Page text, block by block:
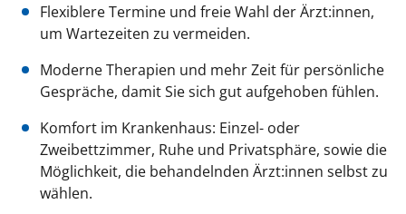
Flexiblere Termine und freie Wahl der Ärzt:innen,
um Wartezeiten zu vermeiden.
Moderne Therapien und mehr Zeit für persönliche
Gespräche, damit Sie sich gut aufgehoben fühlen.
Komfort im Krankenhaus: Einzel- oder
Zweibettzimmer, Ruhe und Privatsphäre, sowie die
Möglichkeit, die behandelnden Ärzt:innen selbst zu
wählen.